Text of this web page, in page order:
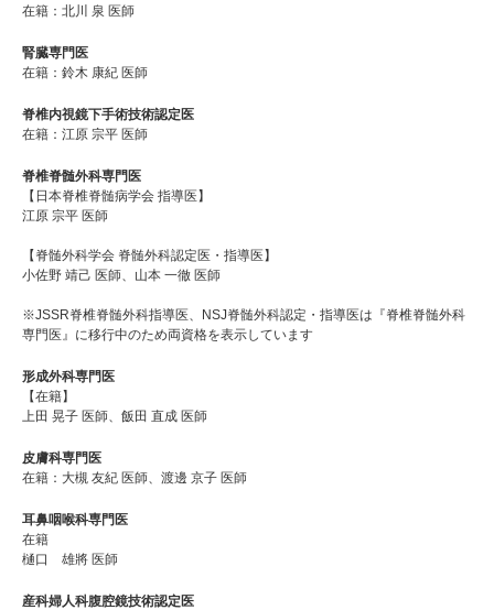
在籍：北川 泉 医師
腎臓専門医
在籍：鈴木 康紀 医師
脊椎内視鏡下手術技術認定医
在籍：江原 宗平 医師
脊椎脊髄外科専門医
【日本脊椎脊髄病学会 指導医】
江原 宗平 医師
【脊髄外科学会 脊髄外科認定医・指導医】
小佐野 靖己 医師、山本 一徹 医師
※JSSR脊椎脊髄外科指導医、NSJ脊髄外科認定・指導医は『脊椎脊髄外科
専門医』に移行中のため両資格を表示しています
形成外科専門医
【在籍】
上田 晃子 医師、飯田 直成 医師
皮膚科専門医
在籍：大槻 友紀 医師、渡邊 京子 医師
耳鼻咽喉科専門医
在籍
樋口 雄將 医師
産科婦人科腹腔鏡技術認定医